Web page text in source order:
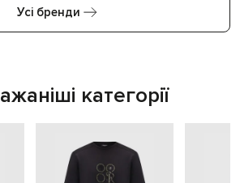
Усі бренди
категорії